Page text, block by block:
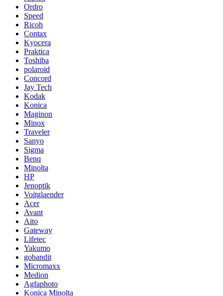
Ordro
Speed
Ricoh
Contax
Kyocera
Praktica
Toshiba
polaroid
Concord
Jay Tech
Kodak
Konica
Maginon
Minox
Traveler
Sanyo
Sigma
Benq
Minolta
HP
Jenoptik
Voitglaender
Acer
Avant
Aito
Gateway
Lifetec
Yakumo
gobandit
Micromaxx
Medion
Agfaphoto
Konica Minolta